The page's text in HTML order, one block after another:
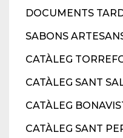
DOCUMENTS
SABONS
CATÀLEG
CATÀLEG SANT
CATÀLEG
CATÀLEG SANT